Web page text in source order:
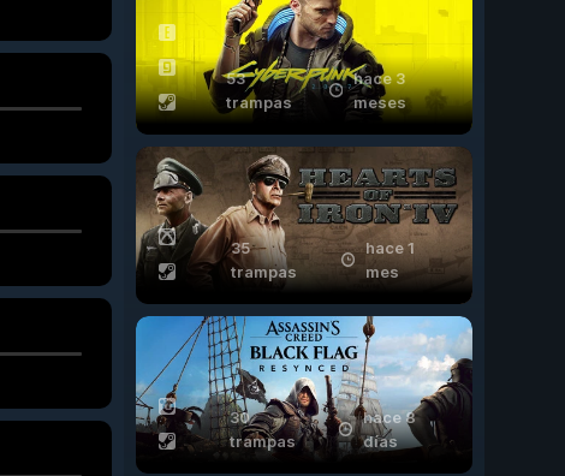
53
trampas
hace 3
meses
35
trampas
hace 1
mes
30
trampas
hace 8
días